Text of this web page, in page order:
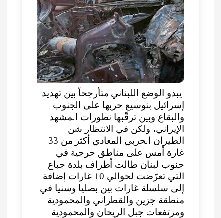
يبدو الوضع اللبناني متأرجحاً بين تهديد
إسرائيل بتوسيع حربها على الجنوب
والبقاع وبين ترقّبها تطورات المشهد
الإيراني، ولكن في الانتظار شن
الطيران الحربي المعادي أكثر من 33
غارة أمس على مناطق حرجية في
جنوب لبنان طالت أطراف بلدة جباع
التي تعرّضت لحوالي 10 غارات إضافة
إلى سلسلة غارات بين بصليا وسنيا في
منطقة جزين والقطراني والمحمودية
ومرتفعات جبل الريحان والمحمودية